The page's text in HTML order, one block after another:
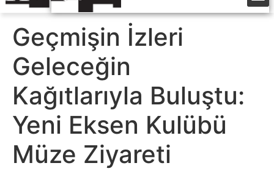
Geçmişin İzleri
Geleceğin
Kağıtlarıyla Buluştu:
Yeni Eksen Kulübü
Müze Ziyareti